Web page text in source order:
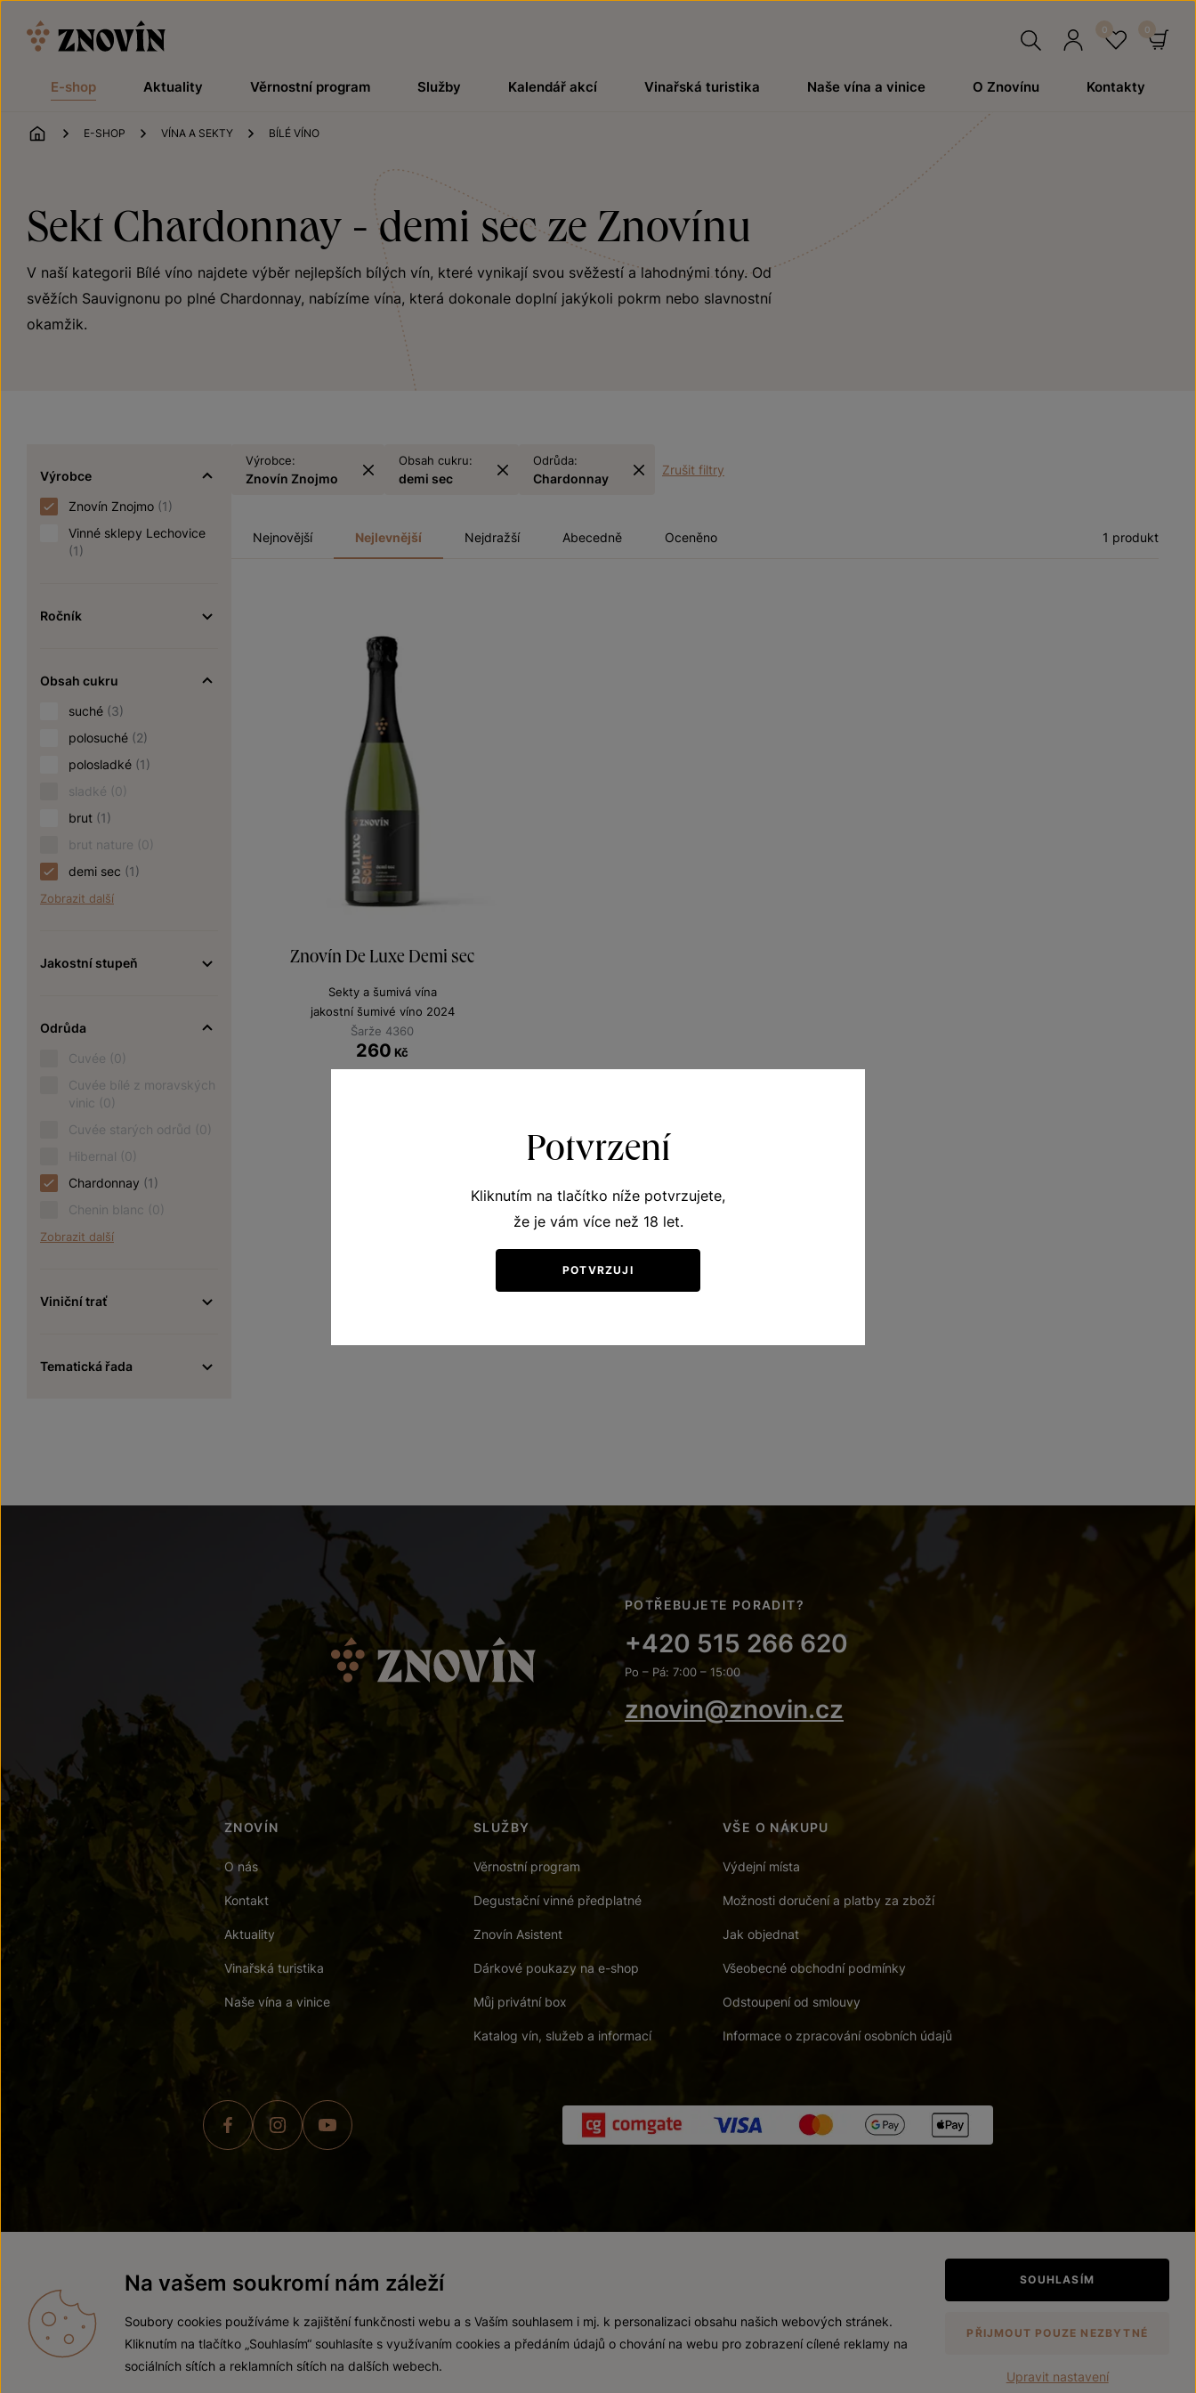
E-shop Aktuality Věrnostní program Služby Kalendář akcí Vinařská turistika Naše vína a vinice O Znovínu Kontakty
ÚVOD
E-SHOP VÍNA A SEKTY BÍLÉ VÍNO
Sekt Chardonnay - demi sec ze Znovínu
V naší kategorii Bílé víno najdete výběr nejlepších bílých vín, které vynikají svou svěžestí a lahodnými tóny. Od
svěžích Sauvignonu po plné Chardonnay, nabízíme vína, která dokonale doplní jakýkoli pokrm nebo slavnostní
okamžik.
Výrobce
Znovín Znojmo (1)
Vinné sklepy Lechovice
(1)
Ročník
Obsah cukru
suché (3)
polosuché (2)
polosladké (1)
sladké (0)
brut (1)
brut nature (0)
demi sec (1)
Zobrazit další
Jakostní stupeň
Odrůda
Cuvée (0)
Cuvée bílé z moravských
vinic (0)
Cuvée starých odrůd (0)
Hibernal (0)
Chardonnay (1)
Chenin blanc (0)
Zobrazit další
Viniční trať
Tematická řada
Výrobce:
Znovín Znojmo
Obsah cukru:
demi sec
Odrůda:
Chardonnay
Zrušit filtry
Nejnovější Nejlevnější Nejdražší Abecedně Oceněno 1 produkt
Znovín De Luxe Demi sec
Sekty a šumivá vína
jakostní šumivé víno 2024
Šarže 4360
260 Kč
POTŘEBUJETE PORADIT?
+420 515 266 620
Po – Pá: 7:00 – 15:00
znovin@znovin.cz
ZNOVÍN
O nás
Kontakt
Aktuality
Vinařská turistika
Naše vína a vinice
SLUŽBY
Věrnostní program
Degustační vinné předplatné
Znovín Asistent
Dárkové poukazy na e-shop
Můj privátní box
Katalog vín, služeb a informací
VŠE O NÁKUPU
Výdejní místa
Možnosti doručení a platby za zboží
Jak objednat
Všeobecné obchodní podmínky
Odstoupení od smlouvy
Informace o zpracování osobních údajů
Zákaz prodeje alkoholických nápojů osobám mladším 18 let.
Vytvořil webProgress
Potvrzení
Kliknutím na tlačítko níže potvrzujete,
že je vám více než 18 let.
POTVRZUJI
Na vašem soukromí nám záleží
Soubory cookies používáme k zajištění funkčnosti webu a s Vaším souhlasem i mj. k personalizaci obsahu našich webových stránek.
Kliknutím na tlačítko „Souhlasím“ souhlasíte s využívaním cookies a předáním údajů o chování na webu pro zobrazení cílené reklamy na
sociálních sítích a reklamních sítích na dalších webech.
SOUHLASÍM
PŘIJMOUT POUZE NEZBYTNÉ
Upravit nastavení